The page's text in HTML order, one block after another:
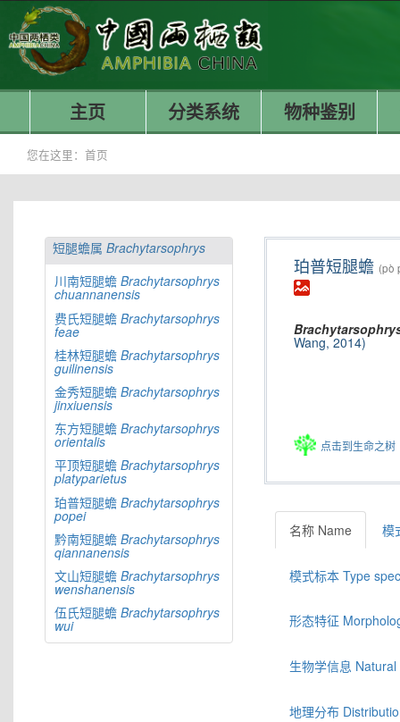
主页 分类系统 物种鉴别
您在这里： 首页
短腿蟾属 Brachytarsophrys
川南短腿蟾 Brachytarsophrys
chuannanensis
费氏短腿蟾 Brachytarsophrys
feae
桂林短腿蟾 Brachytarsophrys
guilinensis
金秀短腿蟾 Brachytarsophrys
jinxiuensis
东方短腿蟾 Brachytarsophrys
orientalis
平顶短腿蟾 Brachytarsophrys
platyparietus
珀普短腿蟾 Brachytarsophrys
popei
黔南短腿蟾 Brachytarsophrys
qiannanensis
文山短腿蟾 Brachytarsophrys
wenshanensis
伍氏短腿蟾 Brachytarsophrys
wui
珀普短腿蟾 (pò
Wang, 2014)
点击到生命之树
名称 Name 模
模式标本 Type
形态特征
生物学信息
地理分布